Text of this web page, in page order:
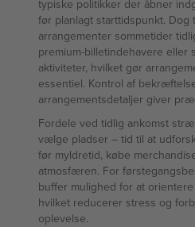
typiske politikker der åbner
før planlagt starttidspunkt. Dog
arrangementer sommetider
premium-billetindehavere eller
aktiviteter, hvilket gør
essentiel. Kontrol af
arrangementsdetaljer giver
Fordele ved tidlig ankomst
vælge pladser – tid til at
før myldretid, købe
atmosfæren. For
buffer mulighed for at
hvilket reducerer stress og
oplevelse.